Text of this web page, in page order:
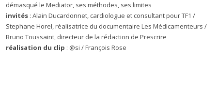
démasqué le Mediator, ses méthodes, ses limites
invités : Alain Ducardonnet, cardiologue et consultant pour TF1 /
Stephane Horel, réalisatrice du documentaire Les Médicamenteurs /
Bruno Toussaint, directeur de la rédaction de Prescrire
réalisation du clip : @si / François Rose